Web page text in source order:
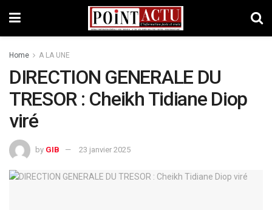
Home A LA UNE
DIRECTION GENERALE DU
TRESOR : Cheikh Tidiane Diop
viré
by GIB 23 janvier 2025